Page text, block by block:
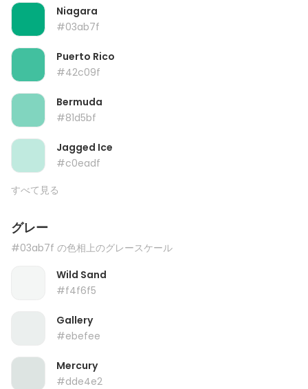
Niagara
#03ab7f
Puerto Rico
#42c09f
Bermuda
#81d5bf
Jagged Ice
#c0eadf
すべて見る
グレー
#03ab7f の色相上のグレースケール
Wild Sand
#f4f6f5
Gallery
#ebefee
Mercury
#dde4e2